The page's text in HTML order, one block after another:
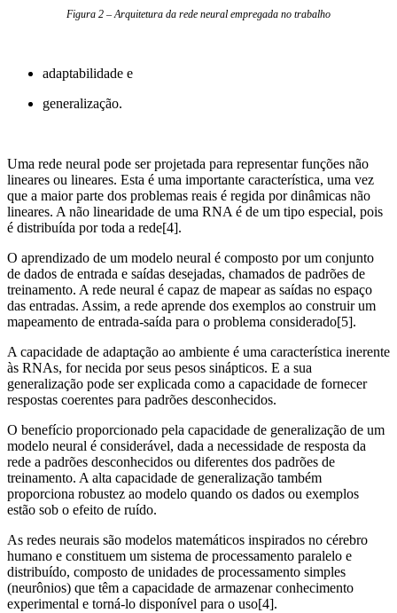
Figura 2 – Arquitetura da rede neural empregada no trabalho
adaptabilidade e
generalização.
Uma rede neural pode ser projetada para representar funções não
lineares ou lineares. Esta é uma importante característica, uma vez
que a maior parte dos problemas reais é regida por dinâmicas não
lineares. A não linearidade de uma RNA é de um tipo especial, pois
é distribuída por toda a rede[4].
O aprendizado de um modelo neural é composto por um conjunto
de dados de entrada e saídas desejadas, chamados de padrões de
treinamento. A rede neural é capaz de mapear as saídas no espaço
das entradas. Assim, a rede aprende dos exemplos ao construir um
mapeamento de entrada-saída para o problema considerado[5].
A capacidade de adaptação ao ambiente é uma ca­racterística inerente
às RNAs, for necida por seus pesos sinápticos. E a sua
generalização pode ser explicada como a capacidade de fornecer
respostas coerentes para padrões desconhecidos.
O benefício proporcionado pela capacidade de generalização de um
modelo neural é considerável, dada a necessidade de resposta da
rede a padrões desconhecidos ou diferentes dos padrões de
treinamento. A alta capacidade de generalização também
proporciona robustez ao modelo quando os dados ou exemplos
estão sob o efeito de ruído.
As redes neurais são modelos matemáticos inspirados no cérebro
humano e constituem um sistema de processamento paralelo e
distribuído, composto de unidades de processamento simples
(neurônios) que têm a capacidade de armazenar conhecimento
experimental e torná-lo disponível para o uso[4].